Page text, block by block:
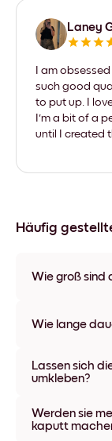
Laney
I am
such good
to put up. I
I'm a bit of a
until I created
Häufig
Wie groß sind
Erhältlich in
Wie lange
Ländern bieten
bekommst Du
Lassen sich
umkleben?
umpositionieren
beschädigen.
Werden sie
kaputt